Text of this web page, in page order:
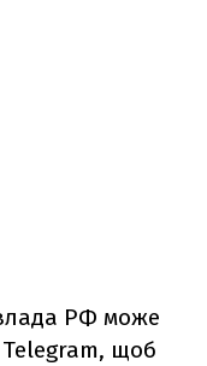
РФ може
щоб